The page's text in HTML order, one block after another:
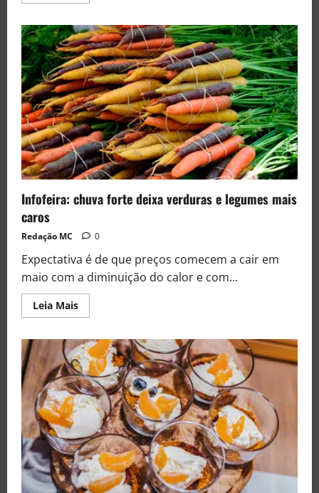
Infofeira: chuva forte deixa verduras e legumes mais
caros
Redação MC 0
Expectativa é de que preços comecem a cair em
maio com a diminuição do calor e com...
Leia Mais